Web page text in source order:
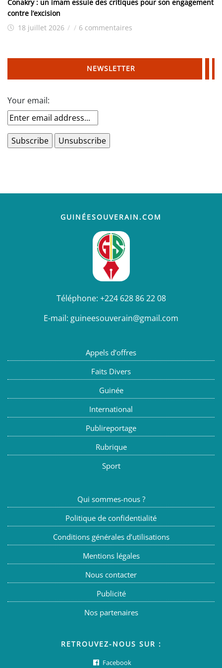
Conakry : un imam essuie des critiques pour son engagement
contre l’excision
18 juillet 2026 / / 6 commentaires
NEWSLETTER
Your email:
GUINÉESOUVERAIN.COM
Téléphone: +224 628 86 22 08
E-mail: guineesouverain@gmail.com
Appels d’offres
Faits Divers
Guinée
International
Publireportage
Rubrique
Sport
Qui sommes-nous ?
Politique de confidentialité
Conditions générales d’utilisations
Mentions légales
Nous contacter
Publicité
Nos partenaires
RETROUVEZ-NOUS SUR :
Facebook